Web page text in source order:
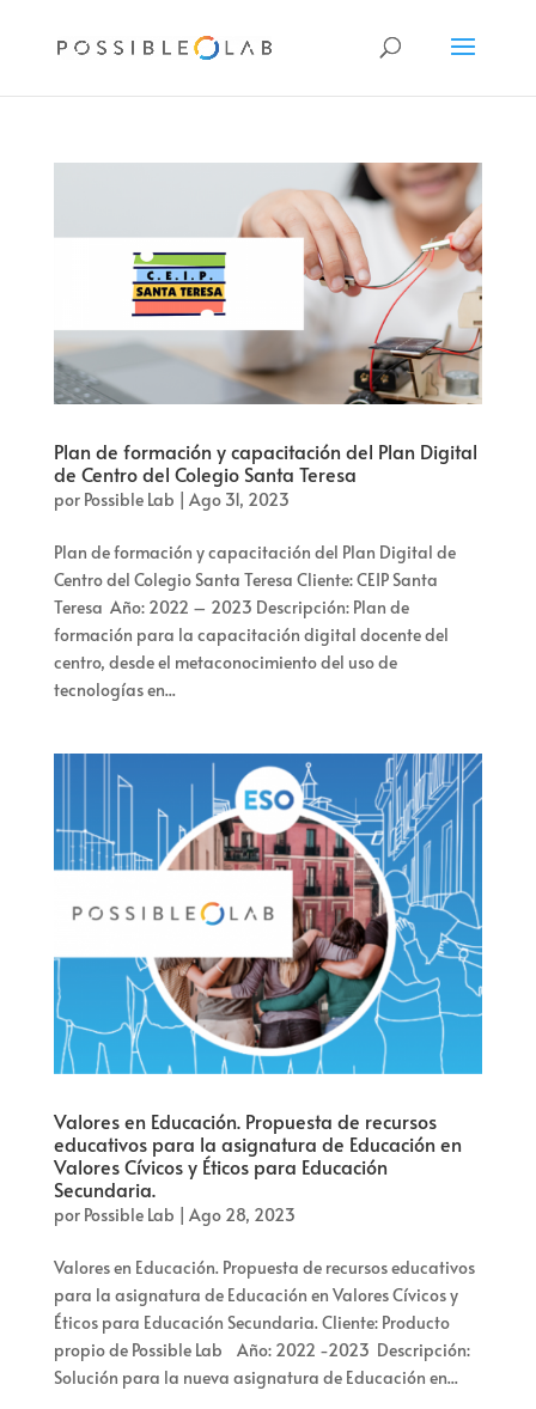
Plan de formación y capacitación del Plan Digital
de Centro del Colegio Santa Teresa
por Possible Lab | Ago 31, 2023
Plan de formación y capacitación del Plan Digital de
Centro del Colegio Santa Teresa Cliente: CEIP Santa
Teresa Año: 2022 – 2023 Descripción: Plan de
formación para la capacitación digital docente del
centro, desde el metaconocimiento del uso de
tecnologías en...
Valores en Educación. Propuesta de recursos
educativos para la asignatura de Educación en
Valores Cívicos y Éticos para Educación
Secundaria.
por Possible Lab Ago 28, 2023
Valores en Educación. Propuesta de recursos educativos
para la asignatura de Educación en Valores Cívicos y
Éticos para Educación Secundaria. Cliente: Producto
propio de Possible Lab Año: 2022 -2023 Descripción:
Solución para la nueva asignatura de Educación en...